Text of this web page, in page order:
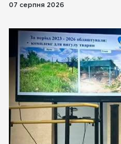
07 серпня 2026